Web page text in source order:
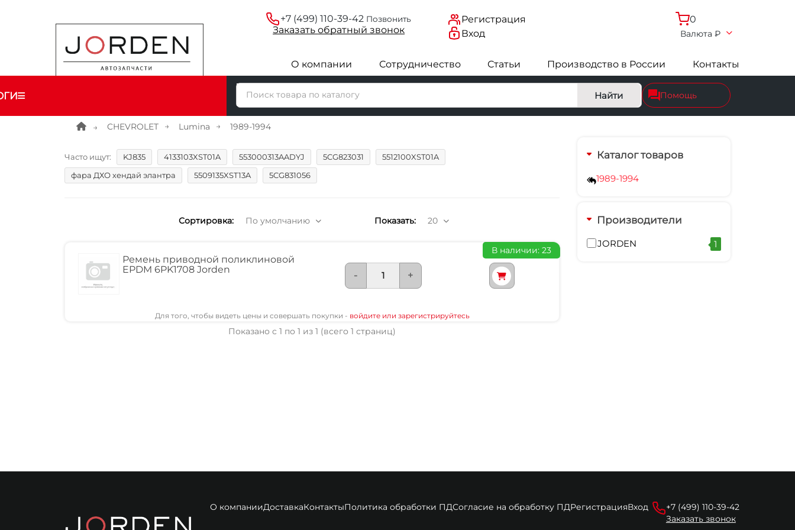
+7 (499) 110-39-42 Позвонить
Заказатьобратныйзвонок
Регистрация
Вход
0
Валюта ₽
О компании Сотрудничество Статьи Производство в России Контакты
Найти Помощь
CHEVROLET Lumina 1989-1994
Часто ищут: KJ835 4133103XST01A 553000313AADYJ 5CG823031
5512100XST01A
фара ДХО хендай элантра
5509135XST13A 5CG831056
Показать:20
По умолчанию
Ремень приводной поликлиновой
EPDM 6PK1708 Jorden
В наличии: 23
- +
Для того, чтобы видеть цены и совершать покупки - войдите или зарегистрируйтесь
Показано с 1 по 1 из 1 (всего 1 страниц)
Каталог товаров
1989-1994
Производители
JORDEN 1
О компанииДоставкаКонтактыПолитика обработки ПДСогласие на обработку ПДРегистрацияВход
+7 (499) 110-39-42
Заказать звонок